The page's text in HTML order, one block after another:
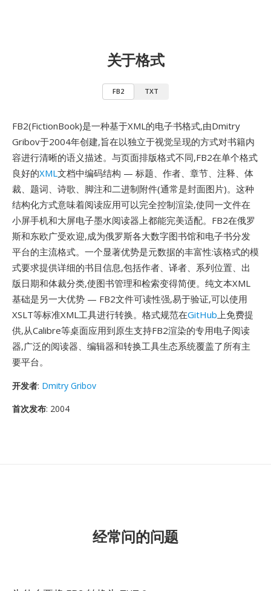
关于格式
FB2 TXT
FB2(FictionBook)是一种基于XML的电子书格式,由Dmitry
Gribov于2004年创建,旨在以独立于视觉呈现的方式对书籍内
容进行清晰的语义描述。与页面排版格式不同,FB2在单个格式
良好的XML文档中编码结构 — 标题、作者、章节、注释、体
裁、题词、诗歌、脚注和二进制附件(通常是封面图片)。这种
结构化方式意味着阅读应用可以完全控制渲染,使同一文件在
小屏手机和大屏电子墨水阅读器上都能完美适配。FB2在俄罗
斯和东欧广受欢迎,成为俄罗斯各大数字图书馆和电子书分发
平台的主流格式。一个显著优势是元数据的丰富性:该格式的模
式要求提供详细的书目信息,包括作者、译者、系列位置、出
版日期和体裁分类,使图书管理和检索变得简便。纯文本XML
基础是另一大优势 — FB2文件可读性强,易于验证,可以使用
XSLT等标准XML工具进行转换。格式规范在GitHub上免费提
供,从Calibre等桌面应用到原生支持FB2渲染的专用电子阅读
器,广泛的阅读器、编辑器和转换工具生态系统覆盖了所有主
要平台。
开发者: Dmitry Gribov
首次发布: 2004
经常问的问题